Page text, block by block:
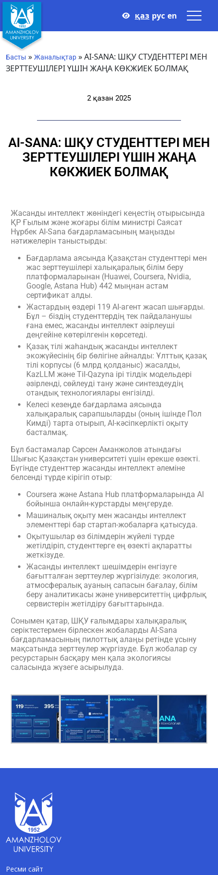
қаз рус en
Басты » Жаналықтар »AI-SANA: ШҚУ СТУДЕНТТЕРІ МЕН
ЗЕРТТЕУШІЛЕРІ ҮШІН ЖАҢА КӨКЖИЕК БОЛМАҚ
2 қазан 2025
AI-SANA: ШҚУ СТУДЕНТТЕРІ МЕН
ЗЕРТТЕУШІЛЕРІ ҮШІН ЖАҢА
КӨКЖИЕК БОЛМАҚ
Жасанды интеллект жөніндегі кеңестің отырысында
ҚР Ғылым және жоғары білім министрі Саясат
Нұрбек AI-Sana бағдарламасының маңызды
нәтижелерін таныстырды:
Бағдарлама аясында Қазақстан студенттері мен
жас зерттеушілері халықаралық білім беру
платформаларынан (Huawei, Coursera, Nvidia,
Google, Astana Hub) 442 мыңнан астам
сертификат алды.
Жастардың өздері 119 AI-агент жасап шығарды.
Бұл – біздің студенттердің тек пайдаланушы
ғана емес, жасанды интеллект әзірлеуші
деңгейіне көтерілгенін көрсетеді.
Қазақ тілі жаһандық жасанды интеллект
экожүйесінің бір бөлігіне айналды: Ұлттық қазақ
тілі корпусы (6 млрд қолданыс) жасалды,
KazLLM және Til-Qazyna ірі тілдік модельдері
әзірленді, сөйлеуді тану және синтездеудің
отандық технологиялары енгізілді.
Келесі кезеңде бағдарлама аясында
халықаралық сарапшыларды (оның ішінде Пол
Кимді) тарта отырып, AI-кәсіпкерлікті оқыту
басталмақ.
Бұл бастамалар Сәрсен Аманжолов атындағы
Шығыс Қазақстан университеті үшін ерекше өзекті.
Бүгінде студенттер жасанды интеллект әлеміне
белсенді түрде кірігіп отыр:
Coursera және Astana Hub платформаларында AI
бойынша онлайн-курстарды меңгеруде.
Машиналық оқыту мен жасанды интеллект
элементтері бар стартап-жобаларға қатысуда.
Оқытушылар өз білімдерін жүйелі түрде
жетілдіріп, студенттерге ең өзекті ақпаратты
жеткізуде.
Жасанды интеллект шешімдерін енгізуге
бағытталған зерттеулер жүргізілуде: экология,
атмосфералық ауаның сапасын бағалау, білім
беру аналитикасы және университеттің цифрлық
сервистерін жетілдіру бағыттарында.
Сонымен қатар, ШҚУ ғалымдары халықаралық
серіктестермен бірлескен жобаларды AI-Sana
бағдарламасының пилоттық алаңы ретінде ұсыну
мақсатында зерттеулер жүргізуде. Бұл жобалар су
ресурстарын басқару мен қала экологиясы
саласында жүзеге асырылуда.
Ресми сайт